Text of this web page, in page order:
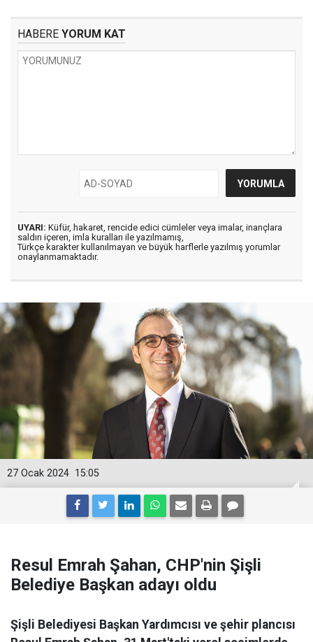
HABERE YORUM KAT
UYARI: Küfür, hakaret, rencide edici cümleler veya imalar, inançlara
saldırı içeren, imla kuralları ile yazılmamış,
Türkçe karakter kullanılmayan ve büyük harflerle yazılmış yorumlar
onaylanmamaktadır.
15:05
27 Ocak 2024
Resul Emrah Şahan, CHP'nin Şişli
Belediye Başkan adayı oldu
Şişli Belediyesi Başkan Yardımcısı ve şehir plancısı